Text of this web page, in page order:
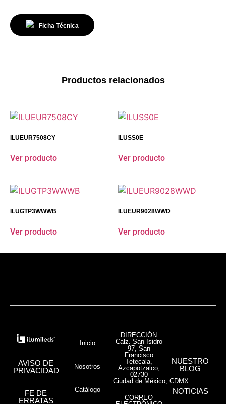
Ficha Técnica
Productos relacionados
ILUEUR7508CY
Ver producto
ILUSS0E
Ver producto
ILUGTP3WWWB
Ver producto
ILUEUR9028WWD
Ver producto
AVISO DE
PRIVACIDAD
FE DE
ERRATAS
Inicio
Nosotros
Catálogo
DIRECCIÓN
Calz. San Isidro
97, San
Francisco
Tetecala,
Azcapotzalco,
02730
Ciudad de México, CDMX
CORREO
NUESTRO
BLOG
NOTICIAS